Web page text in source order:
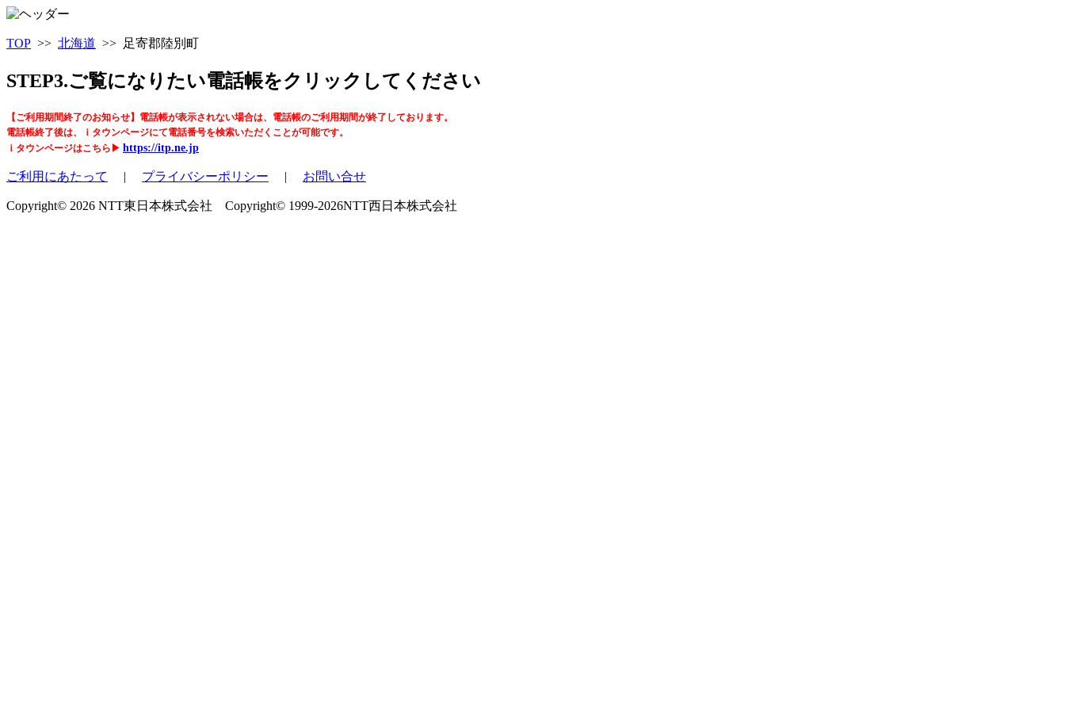
TOP >> 北海道 >> 足寄郡陸別町
STEP3.ご覧になりたい電話帳をクリックしてください
【ご利用期間終了のお知らせ】電話帳が表示されない場合は、電話帳のご利用期間が終了しております。
電話帳終了後は、ｉタウンページにて電話番号を検索いただくことが可能です。
ｉタウンページはこちら▶ https://itp.ne.jp
ご利用にあたって | プライバシーポリシー | お問い合せ
Copyright© 2026 NTT東日本株式会社 Copyright© 1999-2026NTT西日本株式会社